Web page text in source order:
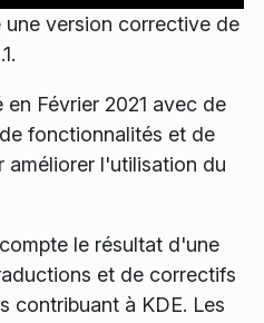
version corrective de
en Février 2021 avec de
fonctionnalités et de
améliorer l'utilisation du
le résultat d'une
et de correctifs
contribuant à KDE. Les